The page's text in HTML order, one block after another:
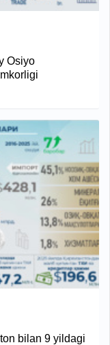
Osiyo
bilan 9 yildagi